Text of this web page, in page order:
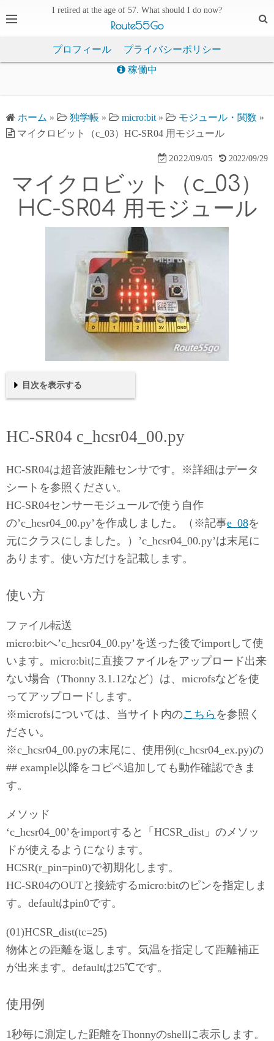
I retired at the age of 57. What should I do now?
Route55Go
プロフィール
プライバシーポリシー
稼働中
ホーム » 独学帳 » micro:bit » モジュール・関数 »
マイクロビット（c_03）HC-SR04 用モジュール
2022/09/05 2022/09/29
マイクロビット（c_03）
HC-SR04 用モジュール
目次を表示する
HC-SR04 c_hcsr04_00.py
HC-SR04 c_hcsr04_00.py
HC-SR04は超音波距離センサです。※詳細はデータ
シートを参照ください。
HC-SR04センサーモジュールで使う自作
の’c_hcsr04_00.py’を作成しました。（※記事e_08を
元にクラスにしました。）’c_hcsr04_00.py’は末尾に
あります。使い方だけを記載します。
使い方
ファイル転送
micro:bitへ’c_hcsr04_00.py’を送った後でimportして使
います。micro:bitに直接ファイルをアップロード出来
ない場合（Thonny 3.1.12など）は、microfsなどを使
ってアップロードします。
※microfsについては、当サイト内のこちら を参照く
ださい。
※c_hcsr04_00.pyの末尾に、使用例(c_hcsr04_ex.py)の
## example以降をコピペ追加しても動作確認できま
す。
メソッド
‘c_hcsr04_00’をimportすると「HCSR_dist」のメソッ
ドが使えるようになります。
HCSR(r_pin=pin0)で初期化します。
HC-SR04のOUTと接続するmicro:bitのピンを指定しま
す。defaultはpin0です。
(01)HCSR_dist(tc=25)
物体との距離を返します。気温を指定して距離補正
が出来ます。defaultは25℃です。
使用例
1秒毎に測定した距離をThonnyのshellに表示します。